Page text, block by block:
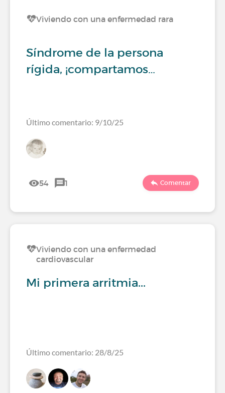
Viviendo con una enfermedad rara
Síndrome de la persona
rígida, ¡compartamos…
Último comentario: 9/10/25
54 1 Comentar
Viviendo con una enfermedad
cardiovascular
Mi primera arritmia...
Último comentario: 28/8/25